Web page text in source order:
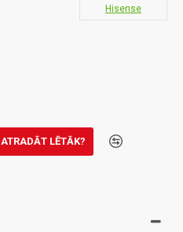
Hisense
ATRADĀT LĒTĀK?